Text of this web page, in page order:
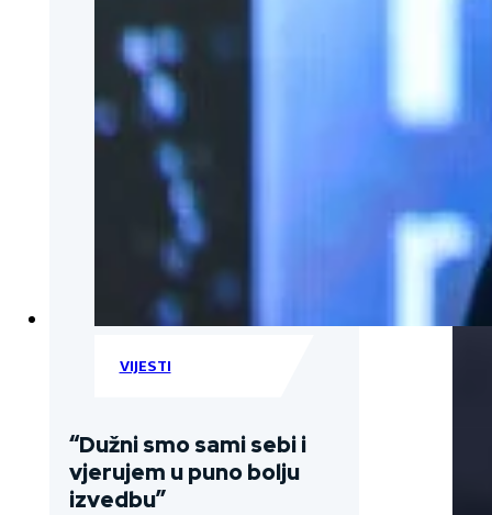
VIJESTI
“Dužni smo sami sebi i
vjerujem u puno bolju
izvedbu”